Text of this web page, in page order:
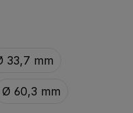
33,7 mm
Ø 60,3 mm